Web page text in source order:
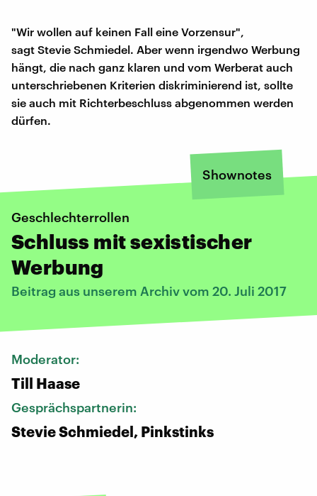
"Wir wollen auf keinen Fall eine Vorzensur",
sagt Stevie Schmiedel. Aber wenn irgendwo Werbung
hängt, die nach ganz klaren und vom Werberat auch
unterschriebenen Kriterien diskriminierend ist, sollte
sie auch mit Richterbeschluss abgenommen werden
dürfen.
Shownotes
Geschlechterrollen
Schluss mit sexistischer
Werbung
Beitrag aus unserem Archiv vom 20. Juli 2017
Moderator:
Till Haase
Gesprächspartnerin:
Stevie Schmiedel, Pinkstinks